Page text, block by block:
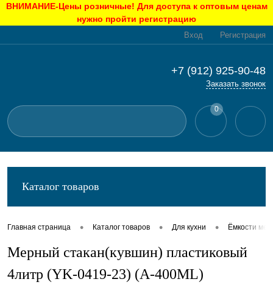
ВНИМАНИЕ-Цены розничные! Для доступа к оптовым ценам
нужно пройти регистрацию
Вход Регистрация
+7 (912) 925-90-48
Заказать звонок
0
Каталог товаров
Главная страница • Каталог товаров • Для кухни • Ёмкости
Мерный стакан(кувшин) пластиковый
4литр (YK-0419-23) (A-400ML)